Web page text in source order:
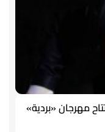
مهرجان «بردية»